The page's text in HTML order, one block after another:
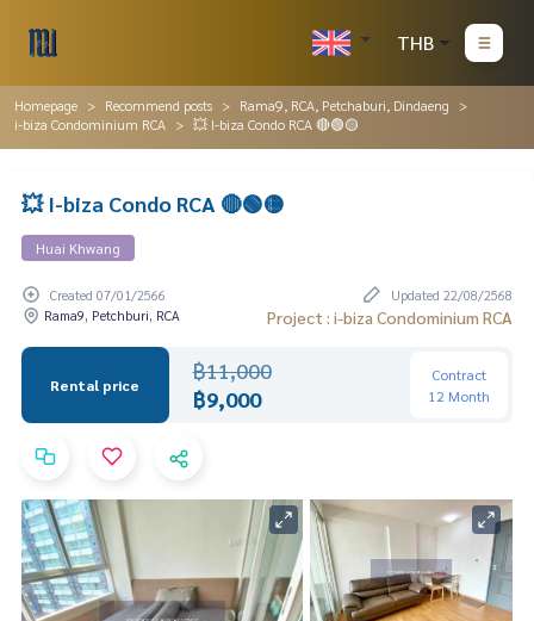
THB
Homepage Recommend posts
Rama9, RCA, Petchaburi, Dindaeng
i-biza Condominium RCA
💥 I-biza Condo RCA 🔴🟢🟡
💥 I-biza Condo RCA 🔴🟢🟡
Huai Khwang
Created 07/01/2566
Updated 22/08/2568
Rama9, Petchburi, RCA
Project : i-biza Condominium RCA
Rental price
฿11,000
฿9,000
Contract
12 Month